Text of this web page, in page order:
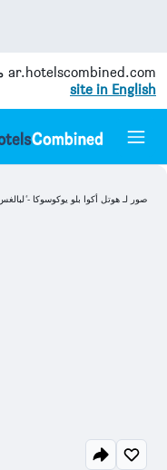
ar.hotelscombined.com
site in English
صور لـ هوتل أكوا بلو يوكوسوكا -